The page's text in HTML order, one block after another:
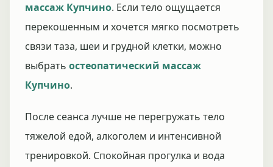
массаж Купчино. Если тело ощущается
перекошенным и хочется мягко посмотреть
связи таза, шеи и грудной клетки, можно
выбрать остеопатический массаж
Купчино.
После сеанса лучше не перегружать тело
тяжелой едой, алкоголем и интенсивной
тренировкой. Спокойная прогулка и вода